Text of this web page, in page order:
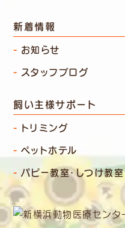
新着情報
お知らせ
スタッフブログ
飼い主様サポート
トリミング
ペットホテル
パピー教室・しつけ教室